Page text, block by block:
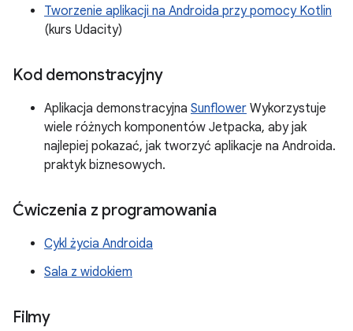
Tworzenie aplikacji na Androida przy pomocy Kotlin
(kurs Udacity)
Kod demonstracyjny
Aplikacja demonstracyjna Sunflower Wykorzystuje
wiele różnych komponentów Jetpacka, aby jak
najlepiej pokazać, jak tworzyć aplikacje na Androida.
praktyk biznesowych.
Ćwiczenia z programowania
Cykl życia Androida
Sala z widokiem
Filmy